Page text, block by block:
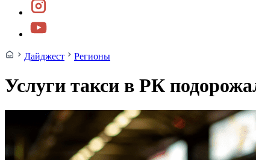
Дайджест Регионы
Услуги такси в РК